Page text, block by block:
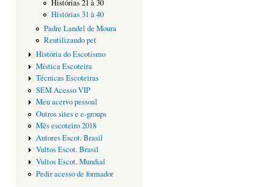
Histórias 21 à 30
Histórias 31 à 40
Padre Landel de Moura
Reutilizando pet
História do Escotismo
Mística Escoteira
Técnicas Escoteiras
SEM Acesso VIP
Meu acervo pessoal
Outros sites e e-groups
Mês escoteiro 2018
Autores Escot. Brasil
Vultos Escot. Brasil
Vultos Escot. Mundial
Pedir acesso de formador